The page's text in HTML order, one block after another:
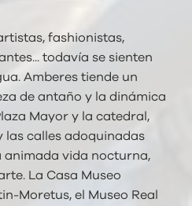
fashionistas,
todavía se sienten
Amberes tiende un
de antaño y la dinámica
Mayor y la catedral,
las calles adoquinadas
animada vida nocturna,
La Casa Museo
Moretus, el Museo Real